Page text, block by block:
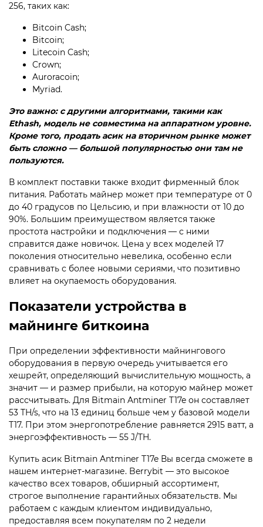
256, таких как:
Bitcoin Cash;
Bitcoin;
Litecoin Cash;
Crown;
Auroracoin;
Myriad.
Это важно: с другими алгоритмами, такими как
Ethash, модель не совместима на аппаратном уровне.
Кроме того, продать асик на вторичном рынке может
быть сложно — большой популярностью они там не
пользуются.
В комплект поставки также входит фирменный блок
питания. Работать майнер может при температуре от 0
до 40 градусов по Цельсию, и при влажности от 10 до
90%. Большим преимуществом является также
простота настройки и подключения — с ними
справится даже новичок. Цена у всех моделей 17
поколения относительно невелика, особенно если
сравнивать с более новыми сериями, что позитивно
влияет на окупаемость оборудования.
Показатели устройства в
майнинге биткоина
При определении эффективности майнингового
оборудования в первую очередь учитывается его
хешрейт, определяющий вычислительную мощность, а
значит — и размер прибыли, на которую майнер может
рассчитывать. Для Bitmain Antminer T17e он составляет
53 TH/s, что на 13 единиц больше чем у базовой модели
Т17. При этом энергопотребление равняется 2915 ватт, а
энергоэффективность — 55 J/TH.
Купить асик Bitmain Antminer T17e Вы всегда сможете в
нашем интернет-магазине. Berrybit — это высокое
качество всех товаров, обширный ассортимент,
строгое выполнение гарантийных обязательств. Мы
работаем с каждым клиентом индивидуально,
предоставляя всем покупателям по 2 недели